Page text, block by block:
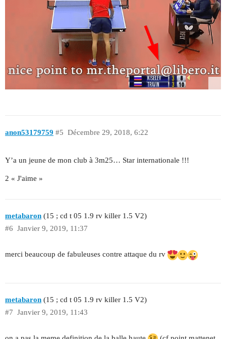
anon53179759 Décembre 29, 2018, 6:22
#5
Y’a un jeune de mon club à 3m25… Star internationale !!!
2 « J'aime »
metabaron (15 ; cd t 05 1.9 rv killer 1.5 V2)
Janvier 9, 2019, 11:37
#6
merci beaucoup de fabuleuses contre attaque du rv
metabaron (15 ; cd t 05 1.9 rv killer 1.5 V2)
Janvier 9, 2019, 11:43
#7